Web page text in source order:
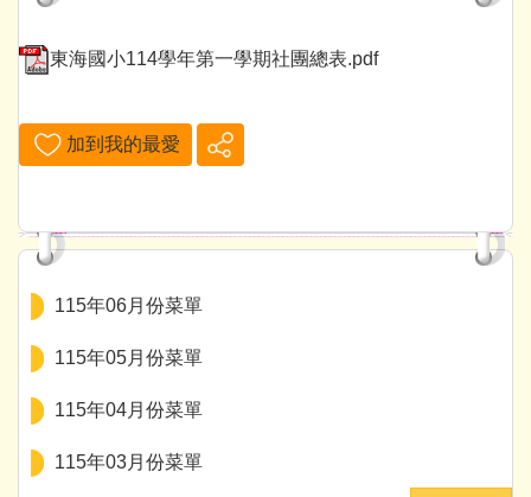
東海國小114學年第一學期社團總表.pdf
加到我的最愛
115年06月份菜單
115年05月份菜單
115年04月份菜單
115年03月份菜單